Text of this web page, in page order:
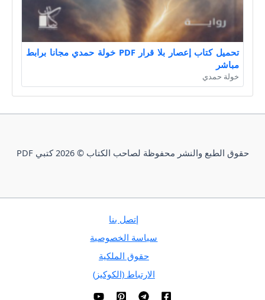
تحميل كتاب إعصار بلا قرار PDF خولة حمدي مجانا برابط
مباشر
خولة حمدي
حقوق الطبع والنشر محفوظة لصاحب الكتاب © 2026 كتبي PDF
إتصل بنا
سياسة الخصوصية
حقوق الملكية
الارتباط (الكوكيز)